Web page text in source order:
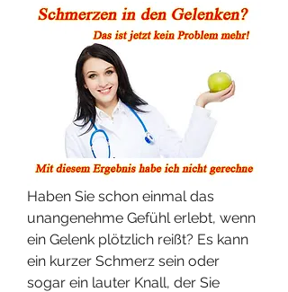
Haben Sie schon einmal das
unangenehme Gefühl erlebt, wenn
ein Gelenk plötzlich reißt? Es kann
ein kurzer Schmerz sein oder
sogar ein lauter Knall, der Sie